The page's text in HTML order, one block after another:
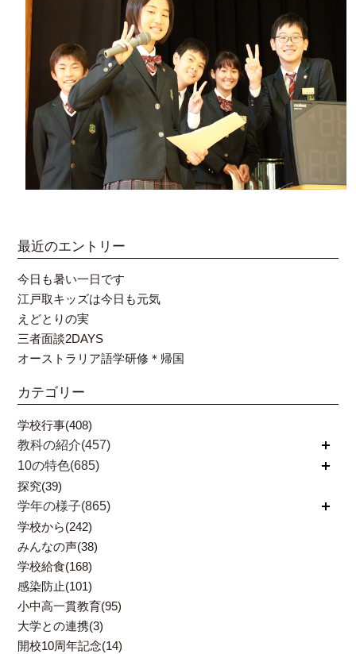
最近のエントリー
今日も暑い一日です
江戸取キッズは今日も元気
えどとりの実
三者面談2DAYS
オーストラリア語学研修＊帰国
カテゴリー
学校行事(408)
教科の紹介(457)
開く
10の特色(685)
開く
探究(39)
学年の様子(865)
開く
学校から(242)
みんなの声(38)
学校給食(168)
感染防止(101)
小中高一貫教育(95)
大学との連携(3)
開校10周年記念(14)